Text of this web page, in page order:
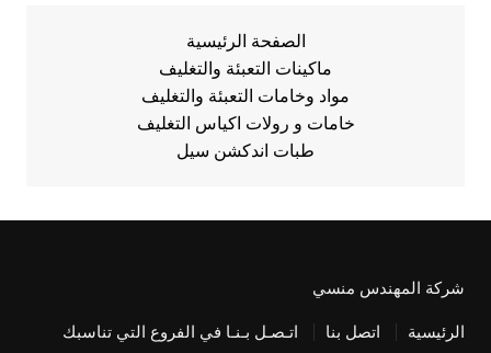
الصفحة الرئيسية
ماكينات التعبئة والتغليف
مواد وخامات التعبئة والتغليف
خامات و رولات اكياس التغليف
طبات اندكشن سيل
شركة المهندس منسي
الرئيسية اتصل بنا اتـصـل بـنـا في الفروع التي تناسبك